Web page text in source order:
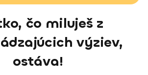
čo miluješ z
výziev,
ostáva!